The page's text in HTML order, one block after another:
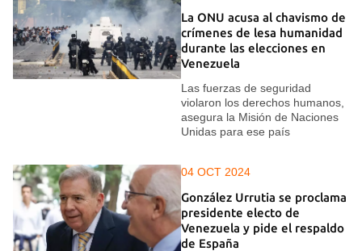
La ONU acusa al chavismo de
crímenes de lesa humanidad
durante las elecciones en
Venezuela
Las fuerzas de seguridad
violaron los derechos humanos,
asegura la Misión de Naciones
Unidas para ese país
04 OCT 2024
González Urrutia se proclama
presidente electo de
Venezuela y pide el respaldo
de España